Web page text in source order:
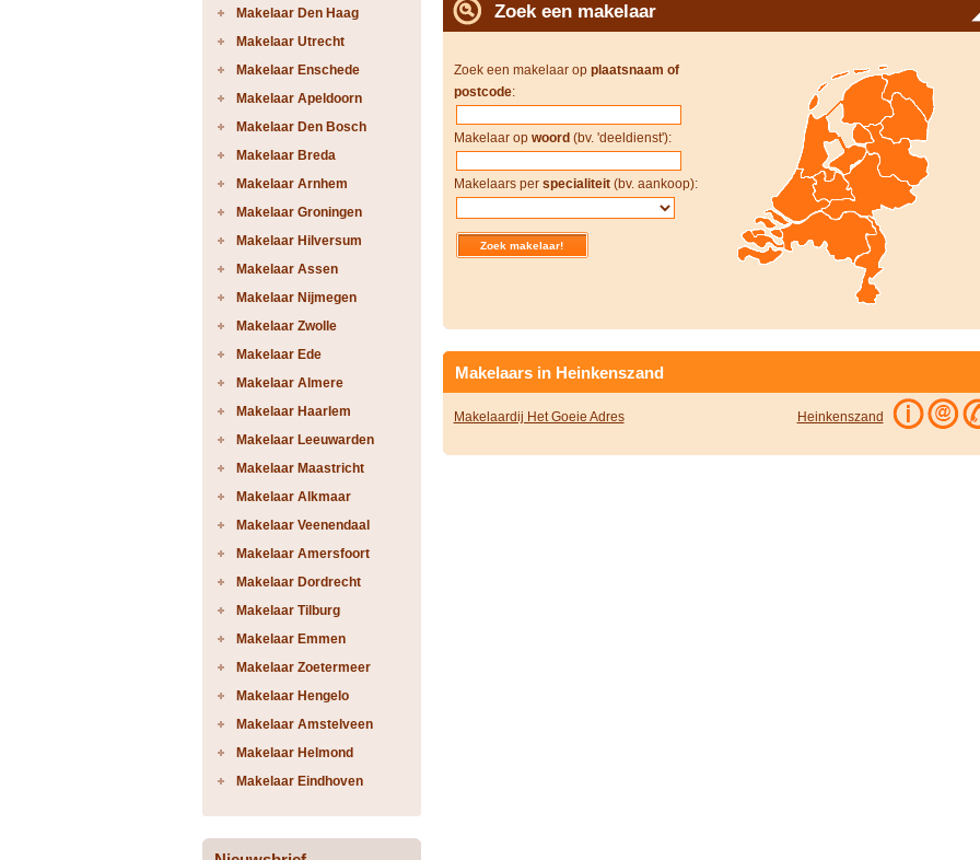
Makelaar Den Haag
Makelaar Utrecht
Makelaar Enschede
Makelaar Apeldoorn
Makelaar Den Bosch
Makelaar Breda
Makelaar Arnhem
Makelaar Groningen
Makelaar Hilversum
Makelaar Assen
Makelaar Nijmegen
Makelaar Zwolle
Makelaar Ede
Makelaar Almere
Makelaar Haarlem
Makelaar Leeuwarden
Makelaar Maastricht
Makelaar Alkmaar
Makelaar Veenendaal
Makelaar Amersfoort
Makelaar Dordrecht
Makelaar Tilburg
Makelaar Emmen
Makelaar Zoetermeer
Makelaar Hengelo
Makelaar Amstelveen
Makelaar Helmond
Makelaar Eindhoven
Zoek een makelaar
Zoek een makelaar op plaatsnaam of
postcode:
Makelaar op woord (bv. 'deeldienst'):
Makelaars per specialiteit(bv. aankoop):
Makelaars in Heinkenszand
Makelaardij Het Goeie Adres Heinkenszand